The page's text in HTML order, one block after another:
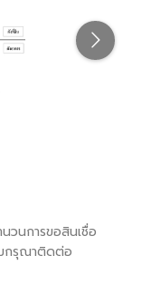
วนการขอสินเชื่อ
กรุณาติดต่อ